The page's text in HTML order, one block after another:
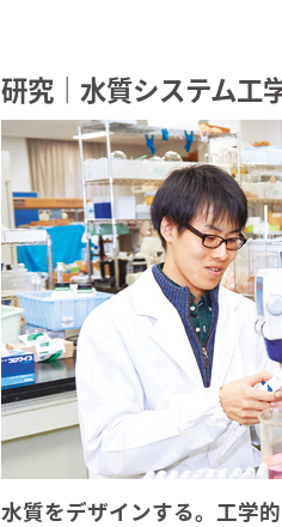
研究｜水質システム工
水質をデザインする。工学